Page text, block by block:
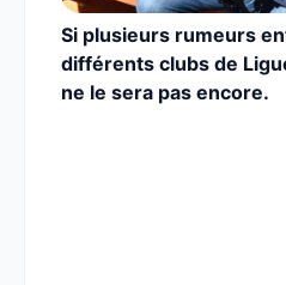
Si plusieurs rumeurs
différents clubs de
ne le sera pas encore.